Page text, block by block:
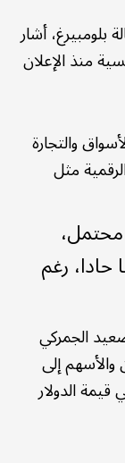
بلومبيرغ، أشار
منذ الإعلان
والتجارة
مثل
رغم
الجمركي
والأسهم إلى
الدولار